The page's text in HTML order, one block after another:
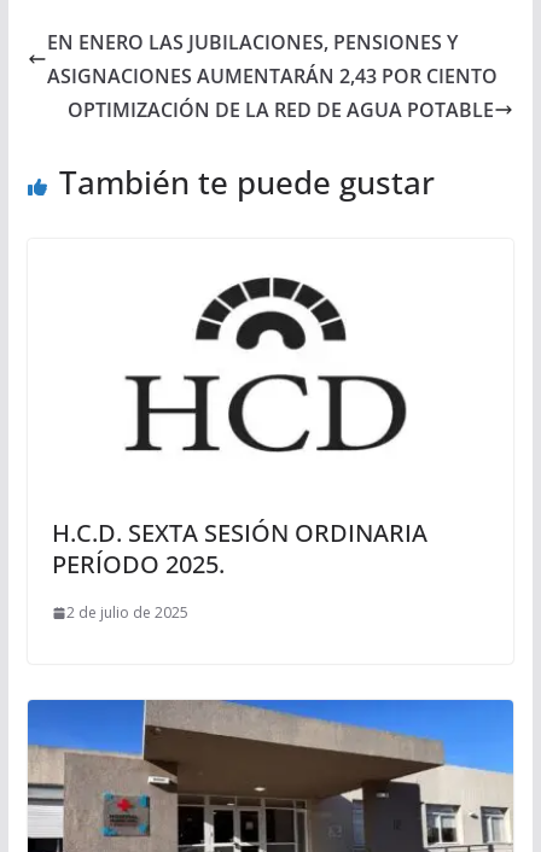
EN ENERO LAS JUBILACIONES, PENSIONES Y
ASIGNACIONES AUMENTARÁN 2,43 POR CIENTO
OPTIMIZACIÓN DE LA RED DE AGUA POTABLE
También te puede gustar
H.C.D. SEXTA SESIÓN ORDINARIA
PERÍODO 2025.
2 de julio de 2025